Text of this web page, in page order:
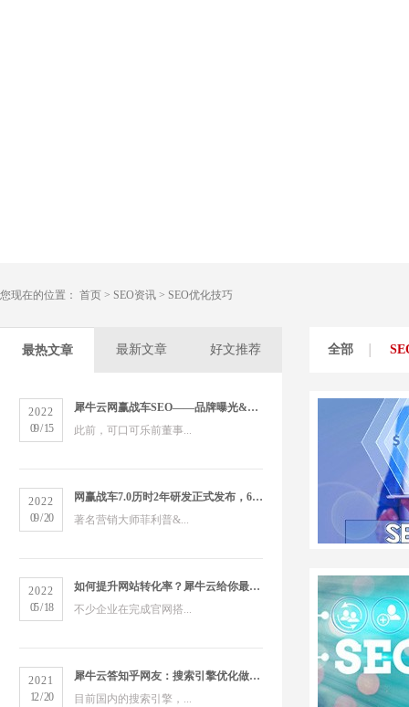
您现在的位置： 首页 > SEO资讯 > SEO优化技巧
最热文章 最新文章 好文推荐
2022
09/15
犀牛云网赢战车SEO——品牌曝光&精准营销双管齐下
此前，可口可乐前董事...
2022
09/20
网赢战车7.0历时2年研发正式发布，6大版本打造数字营销新物种
著名营销大师菲利普&...
2022
05/18
如何提升网站转化率？犀牛云给你最全的营销洞察
不少企业在完成官网搭...
2021
12/20
犀牛云答知乎网友：搜索引擎优化做得好的公司有哪些？
目前国内的搜索引擎，...
全部